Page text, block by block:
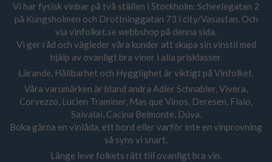
Vi har fysisk vinbar på två ställen i Stockholm: Scheelegatan 2
på Kungsholmen och Drottninggatan 73 i city/Vasastan. Och
via vinfolket.se webbshop på denna sida.
Vi ger råd och vägleder våra kunder att skapa sin vinstil med
hjälp av ovanligt bra viner i alla prisklasser.
Lärande, Hållbarhet och Hygglighet är viktigt på Vinfolket.
Våra varumärken är bland andra Adler Schnabler, Vivera,
Corvezzo, Lucien Traminer, Mas que Vinos, Deresen, Flaio,
Salvalai, Cacina Belmonte, Dúva.
Boka gärna en vinlåda, ett bord eller varför inte en vinprovning
så syns vi snart.
Länge leve folkets rätt till ovanligt bra vin.